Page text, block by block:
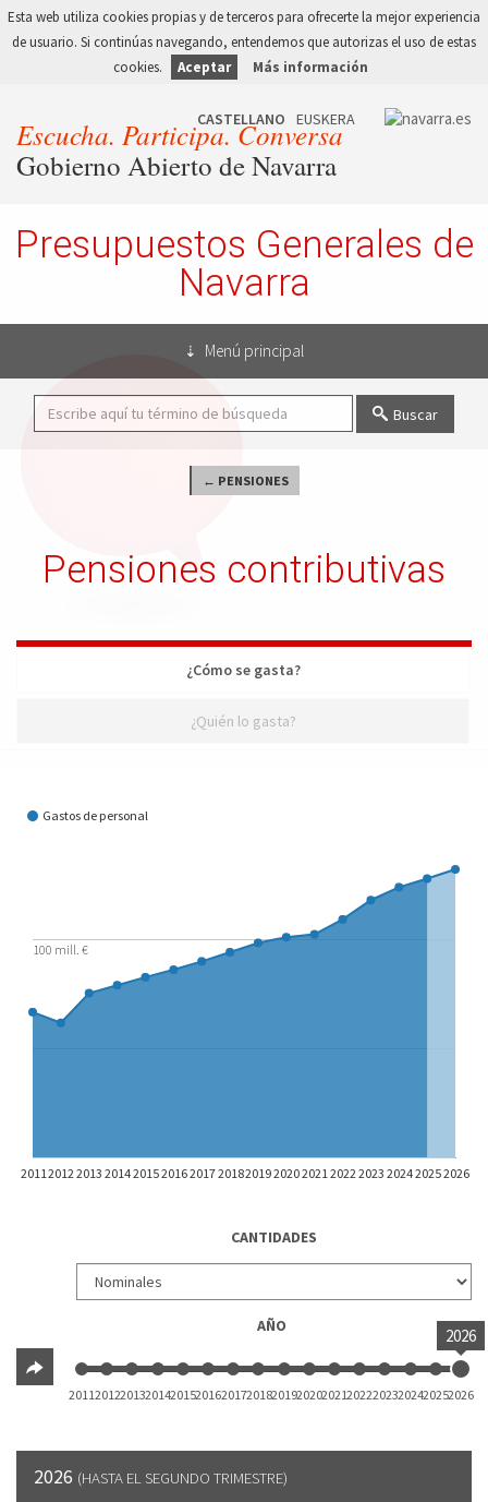
Esta web utiliza cookies propias y de terceros para ofrecerte la mejor experiencia
de usuario. Si continúas navegando, entendemos que autorizas el uso de estas
cookies.
Aceptar Más información
Escucha. Participa. Conversa
Gobierno Abierto de Navarra
Presupuestos Generales de
Navarra
Menú principal
Buscar
← PENSIONES
Pensiones contributivas
¿Cómo se gasta?
¿Quién lo gasta?
¿Cómo se gasta?
Gastos de personal
2011 2012 2013 20142015201620172018201920202021 20222023202420252026
100 mill. €
CANTIDADES
AÑO 2026
2011201220132014201520162017201820192020202120222023202420252026
2026 (HASTA EL SEGUNDO TRIMESTRE)